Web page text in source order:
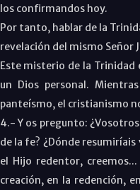
los confirmandos hoy.
Por tanto, hablar de la
revelación del mismo Señor
Este misterio de la Trinidad
un Dios personal.
panteísmo, el cristianismo
4.- Y os pregunto: ¿Vosotros
de la fe? ¿Dónde
el Hijo redentor,
creación, en la redención,